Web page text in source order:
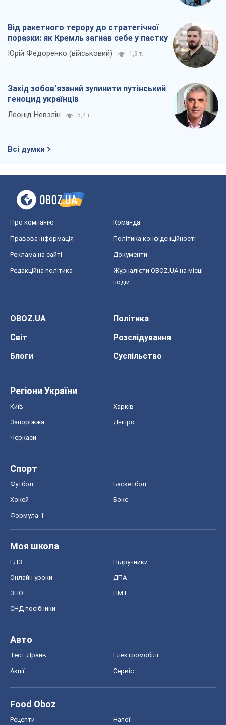
Від ракетного терору до стратегічної
поразки: як Кремль загнав себе у пастку
Юрій Федоренко (військовий) 1,3 т.
Захід зобов'язаний зупинити путінський
геноцид українців
Леонід Невзлін 5,4 т.
Всі думки
Про компанію Команда
Правова інформація Політика конфіденційності
Реклама на сайті Документи
Редакційна політика
Журналісти OBOZ.UA на місці
подій
OBOZ.UA
Політика
Світ
Розслідування
Блоги
Суспільство
Регіони України
Київ Харків
Запоріжжя Дніпро
Черкаси
Спорт
Футбол Баскетбол
Хокей Бокс
Формула-1
Моя школа
ГДЗ Підручники
Онлайн уроки ДПА
ЗНО НМТ
СНД посібники
Авто
Тест Драйв Електромобілі
Акції Сервіс
Food Oboz
Рецепти Напої